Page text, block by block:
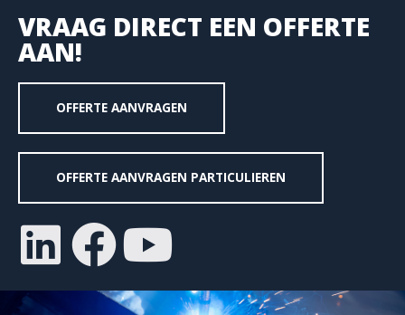
VRAAG DIRECT EEN OFFERTE
AAN!
OFFERTE AANVRAGEN
OFFERTE AANVRAGEN PARTICULIEREN